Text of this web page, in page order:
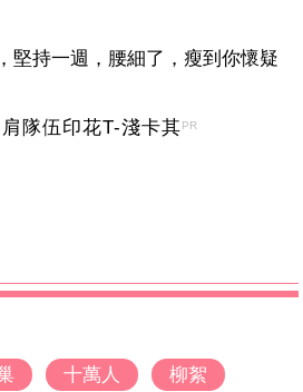
堅持一週，腰細了，瘦到你懷疑
隊伍印花T-淺卡其PR
十萬人 柳絮